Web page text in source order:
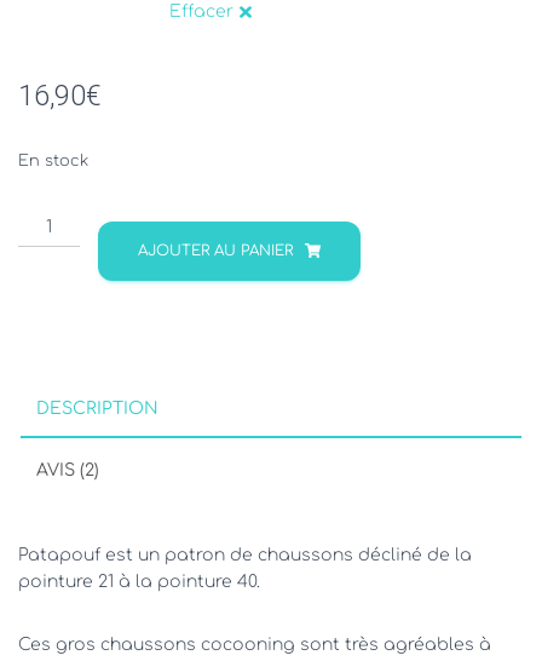
Effacer
16,90€
En stock
quantité
de
PATAPOUF
animal
du
AJOUTER AU PANIER
DESCRIPTION
AVIS (2)
Patapouf est un patron de chaussons décliné de la
pointure 21 à la pointure 40.
Ces gros chaussons cocooning sont très agréables à